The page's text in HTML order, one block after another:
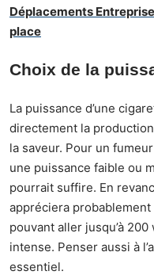
Déplacements
place
Choix de la
La puissance d’une
directement la
la saveur. Pour un
une puissance faible ou
pourrait suffire. En
appréciera
pouvant aller jusqu’à
intense. Penser aussi à
essentiel.